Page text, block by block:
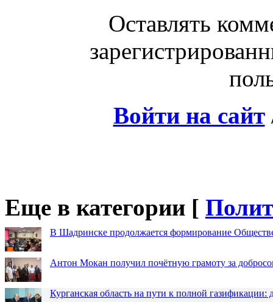
Оставлять
Войти на сайт
Еще в категории [
В Шадринске продолжается формирование
Антон Мокан получил почётную грамоту за
Курганская область на пути к полной